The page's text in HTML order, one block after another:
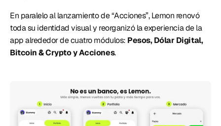
En paralelo al lanzamiento de “Acciones”, Lemon renovó
toda su identidad visual y reorganizó la experiencia de la
app alrededor de cuatro módulos: Pesos, Dólar Digital,
Bitcoin & Crypto y Acciones.